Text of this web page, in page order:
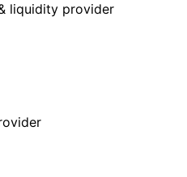
liquidity provider